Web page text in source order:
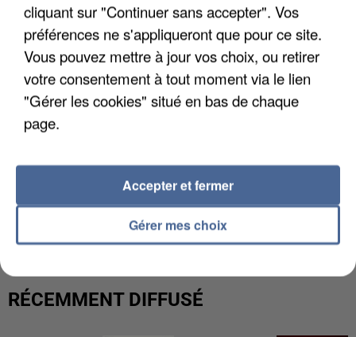
LES DONNÉES DE 300 000 CLIENTS DÉROBÉES À
RÉCEMMENT DIFFUSÉ
cliquant sur "Continuer sans accepter". Vos
préférences ne s'appliqueront que pour ce site.
Vous pouvez mettre à jour vos choix, ou retirer
votre consentement à tout moment via le lien
"Gérer les cookies" situé en bas de chaque
page.
Gérer mes choix
Accepter et fermer